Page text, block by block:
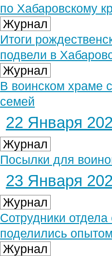
по Хабаровскому
Журнал
Итоги
подвели в
Журнал
В воинском храме
семей
22 Января
Журнал
Посылки для
23 Января
Журнал
Сотрудники
поделились
Журнал